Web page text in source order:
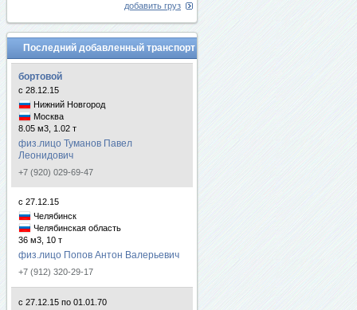
добавить груз
Последний добавленный транспорт
бортовой
с 28.12.15
Нижний Новгород
Москва
8.05 м3, 1.02 т
физ.лицо Туманов Павел
Леонидович
+7 (920) 029-69-47
с 27.12.15
Челябинск
Челябинская область
36 м3, 10 т
физ.лицо Попов Антон Валерьевич
+7 (912) 320-29-17
с 27.12.15 по 01.01.70